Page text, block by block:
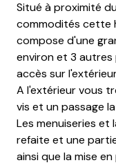
Situé à proximité
commodités cette
compose d'une
environ et 3 autres
accès sur
A l'extérieur vous
vis et un passage
Les menuiseries
refaite et une
ainsi que la mise